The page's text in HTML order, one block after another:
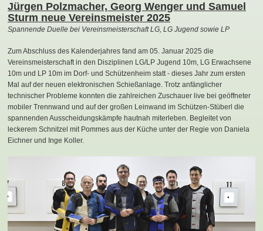
Jürgen Polzmacher, Georg Wenger und Samuel
Sturm neue Vereinsmeister 2025
Spannende Duelle bei Vereinsmeisterschaft LG, LG Jugend sowie LP
Zum Abschluss des Kalenderjahres fand am 05. Januar 2025 die
Vereinsmeisterschaft in den Disziplinen LG/LP Jugend 10m, LG Erwachsene
10m und LP 10m im Dorf- und Schützenheim statt - dieses Jahr zum ersten
Mal auf der neuen elektronischen Schießanlage. Trotz anfänglicher
technischer Probleme konnten die zahlreichen Zuschauer live bei geöffneter
mobiler Trennwand und auf der großen Leinwand im Schützen-Stüberl die
spannenden Ausscheidungskämpfe hautnah miterleben. Begleitet von
leckerem Schnitzel mit Pommes aus der Küche unter der Regie von Daniela
Eichner und Inge Koller.